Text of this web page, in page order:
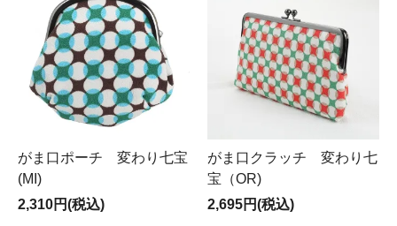
がま口ポーチ 変わり七宝
(MI)
2,310円(税込)
がま口クラッチ 変わり七
宝（OR)
2,695円(税込)